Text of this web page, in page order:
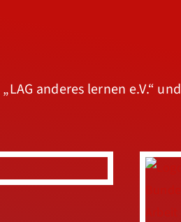
„LAG anderes lernen e.V.“ und